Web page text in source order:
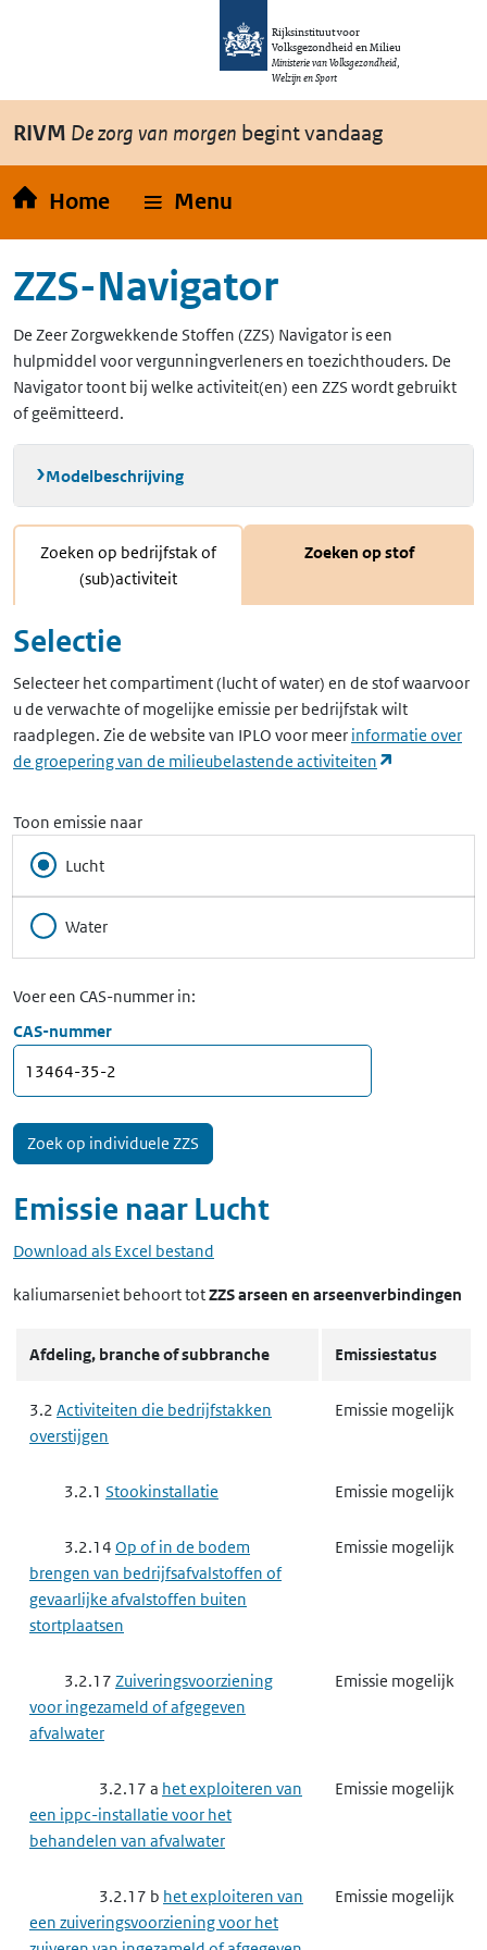
Overslaan en naar de inhoud gaan
Rijksinstituut voor
Volksgezondheid en Milieu
Ministerie van Volksgezondheid,
Welzijn en Sport
RIVM De zorg van morgen begint vandaag
Home Menu
ZZS-Navigator
De Zeer Zorgwekkende Stoffen (ZZS) Navigator is een
hulpmiddel voor vergunningverleners en toezichthouders. De
Navigator toont bij welke activiteit(en) een ZZS wordt gebruikt
of geëmitteerd.
Modelbeschrijving
Zoeken op bedrijfstak of
(sub)activiteit
Zoeken op stof
Selectie
Selecteer het compartiment (lucht of water) en de stof waarvoor
u de verwachte of mogelijke emissie per bedrijfstak wilt
raadplegen. Zie de website van IPLO voor meer informatie over
de groepering van de milieubelastende activiteiten
Toon emissie naar
Lucht
Water
Voer een CAS-nummer in:
CAS-nummer
Emissie naar Lucht
Download als Excel bestand
kaliumarseniet behoort totZZS arseen en arseenverbindingen
Afdeling, branche of subbranche Emissiestatus
3.2 Activiteiten die bedrijfstakken
overstijgen
Emissie mogelijk
3.2.1 Stookinstallatie Emissie mogelijk
3.2.14 Op of in de bodem
brengen van bedrijfsafvalstoffen of
gevaarlijke afvalstoffen buiten
stortplaatsen
Emissie mogelijk
3.2.17 Zuiveringsvoorziening
voor ingezameld of afgegeven
afvalwater
Emissie mogelijk
3.2.17 a het exploiteren van
een ippc-installatie voor het
behandelen van afvalwater
Emissie mogelijk
3.2.17 b het exploiteren van
een zuiveringsvoorziening voor het
Emissie mogelijk